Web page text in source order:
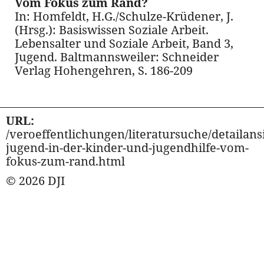
In: Homfeldt, H.G./Schulze-Krüdener, J.
(Hrsg.): Basiswissen Soziale Arbeit.
Lebensalter und Soziale Arbeit, Band 3,
Jugend. Baltmannsweiler: Schneider
Verlag Hohengehren, S. 186-209
URL:
/veroeffentlichungen/literatursuche/
jugend-in-der-kinder-und-jugendhilfe-vom-
fokus-zum-rand.html
© 2026 DJI